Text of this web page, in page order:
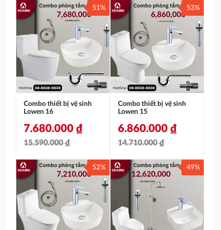
gốc
22.940.000 ₫.
hiện
10.680.000 ₫.
gốc
là:
17.630.000 ₫.
hiện
tại
8.660.000 ₫.
Combo thiết bị vệ sinh
Lowen 16
15.590.000₫
gốc
là:
15.590.000 ₫.
7.680.000 ₫
hiện
tại
7.680.000 ₫.
51%
Combo thiết bị vệ sinh
Lowen 15
14.710.000₫
gốc
14.710.000 ₫.
6.860.000 ₫
hiện
là:
6.860.000 ₫.
53%
52% 49%